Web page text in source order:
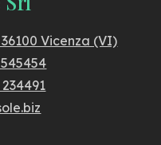
Vicenza (VI)